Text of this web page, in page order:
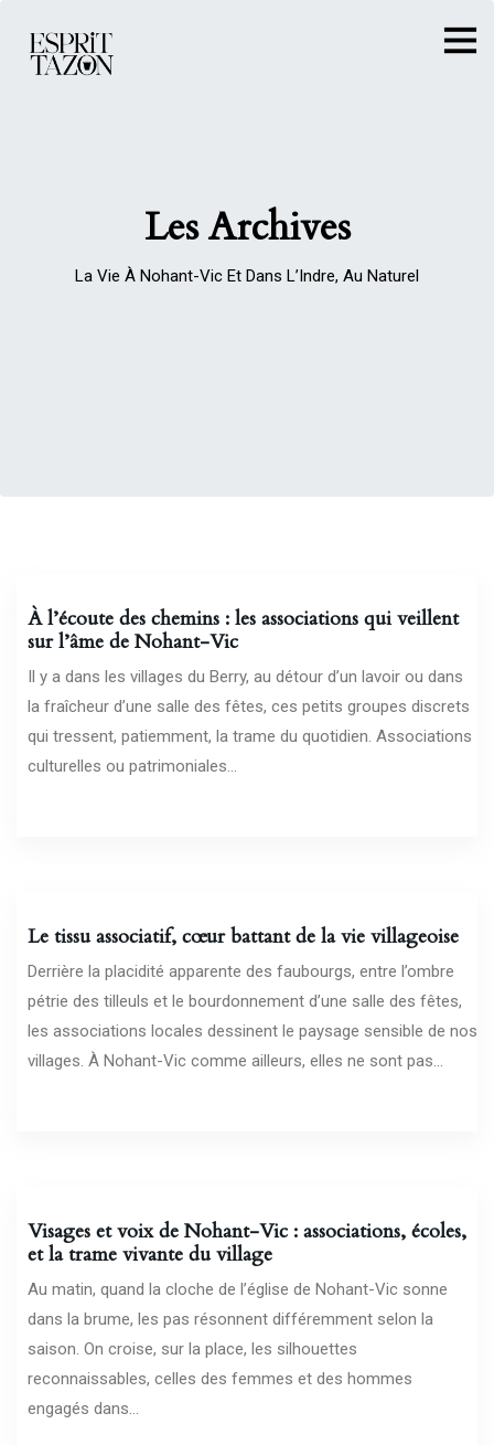
Les Archives
La Vie À Nohant-Vic Et Dans L’Indre, Au Naturel
À l’écoute des chemins : les associations qui veillent
sur l’âme de Nohant-Vic
Il y a dans les villages du Berry, au détour d’un lavoir ou dans
la fraîcheur d’une salle des fêtes, ces petits groupes discrets
qui tressent, patiemment, la trame du quotidien. Associations
culturelles ou patrimoniales...
Le tissu associatif, cœur battant de la vie villageoise
Derrière la placidité apparente des faubourgs, entre l’ombre
pétrie des tilleuls et le bourdonnement d’une salle des fêtes,
les associations locales dessinent le paysage sensible de nos
villages. À Nohant-Vic comme ailleurs, elles ne sont pas...
Visages et voix de Nohant-Vic : associations, écoles,
et la trame vivante du village
Au matin, quand la cloche de l’église de Nohant-Vic sonne
dans la brume, les pas résonnent différemment selon la
saison. On croise, sur la place, les silhouettes
reconnaissables, celles des femmes et des hommes
engagés dans...